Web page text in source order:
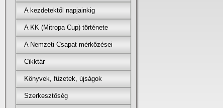
A kezdetektől napjainkig
A KK (Mitropa Cup) története
A Nemzeti Csapat mérkőzései
Cikktár
Könyvek, füzetek, újságok
Szerkesztőség